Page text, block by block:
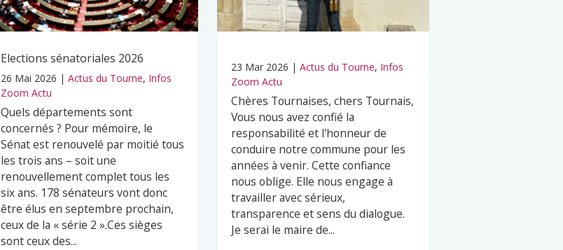
Elections sénatoriales 2026
26 Mai 2026 | Actus du Tourne, Infos
Zoom Actu
Quels départements sont
concernés ? Pour mémoire, le
Sénat est renouvelé par moitié tous
les trois ans – soit une
renouvellement complet tous les
six ans. 178 sénateurs vont donc
être élus en septembre prochain,
ceux de la « série 2 ».Ces sièges
sont ceux des...
23 Mar 2026 |Actus du Tourne, Infos
Zoom Actu
Chères Tournaises, chers Tournais,
Vous nous avez confié la
responsabilité et l'honneur de
conduire notre commune pour les
années à venir. Cette confiance
nous oblige. Elle nous engage à
travailler avec sérieux,
transparence et sens du dialogue.
Je serai le maire de...